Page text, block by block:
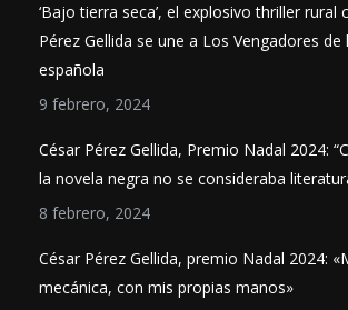
‘Bajo tierra seca’, el explosivo thriller rural
Pérez Gellida se une a Los Vengadores de
española
9 febrero, 2024
César Pérez Gellida, Premio Nadal 2024:
la novela negra no se consideraba
8 febrero, 2024
César Pérez Gellida, premio Nadal 2024:
mecánica, con mis propias manos»